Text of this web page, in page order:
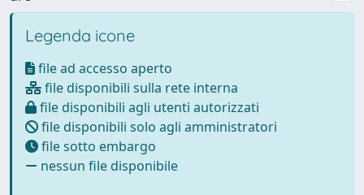
Legenda icone
file ad accesso aperto
file disponibili sulla rete interna
file disponibili agli utenti autorizzati
file disponibili solo agli amministratori
file sotto embargo
nessun file disponibile